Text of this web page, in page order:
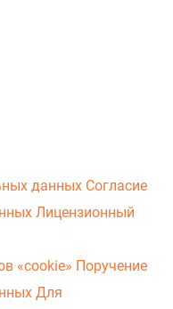
данных Согласие
Лицензионный
«cookie» Поручение
Для